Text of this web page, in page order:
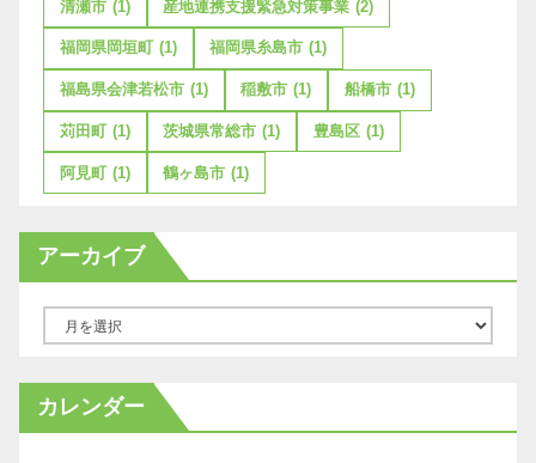
清瀬市 (1) 産地連携支援緊急対策事業 (2)
福岡県岡垣町 (1) 福岡県糸島市 (1)
福島県会津若松市 (1) 稲敷市 (1) 船橋市 (1)
苅田町 (1) 茨城県常総市 (1) 豊島区 (1)
阿見町 (1) 鶴ヶ島市 (1)
アーカイブ
カ
イ
カレンダー